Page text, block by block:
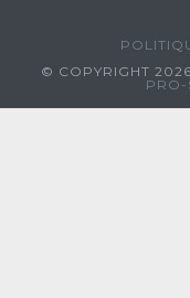
© COPYRIGHT
PRO-